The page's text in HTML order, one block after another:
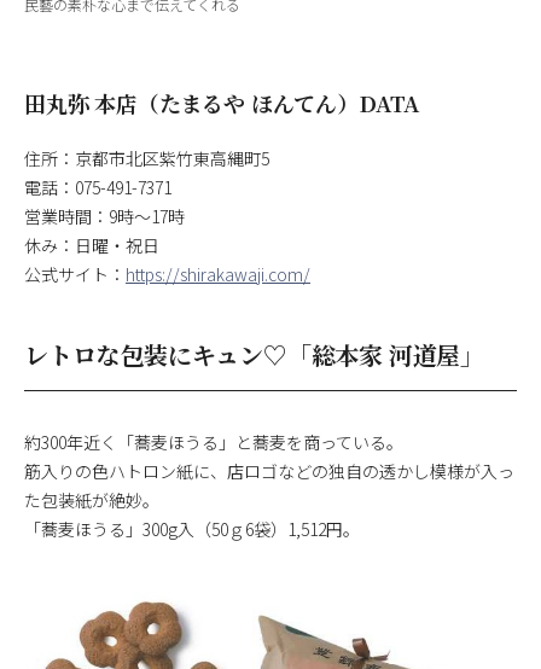
民藝の素朴な心まで伝えてくれる
田丸弥 本店（たまるや ほんてん）DATA
住所：京都市北区紫竹東高縄町5
電話：075-491-7371
営業時間：9時〜17時
休み：日曜・祝日
公式サイト： https://shirakawaji.com/
レトロな包装にキュン♡「総本家 河道屋」
約300年近く「蕎麦ほうる」と蕎麦を商っている。
筋入りの色ハトロン紙に、店ロゴなどの独自の透かし模様が入っ
た包装紙が絶妙。
「蕎麦ほうる」300g入（50ｇ6袋）1,512円。